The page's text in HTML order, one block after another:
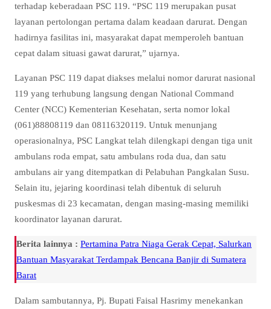
terhadap keberadaan PSC 119. “PSC 119 merupakan pusat
layanan pertolongan pertama dalam keadaan darurat. Dengan
hadirnya fasilitas ini, masyarakat dapat memperoleh bantuan
cepat dalam situasi gawat darurat,” ujarnya.
Layanan PSC 119 dapat diakses melalui nomor darurat nasional
119 yang terhubung langsung dengan National Command
Center (NCC) Kementerian Kesehatan, serta nomor lokal
(061)88808119 dan 08116320119. Untuk menunjang
operasionalnya, PSC Langkat telah dilengkapi dengan tiga unit
ambulans roda empat, satu ambulans roda dua, dan satu
ambulans air yang ditempatkan di Pelabuhan Pangkalan Susu.
Selain itu, jejaring koordinasi telah dibentuk di seluruh
puskesmas di 23 kecamatan, dengan masing-masing memiliki
koordinator layanan darurat.
Berita lainnya : Pertamina Patra Niaga Gerak Cepat, Salurkan
Bantuan Masyarakat Terdampak Bencana Banjir di Sumatera
Barat
Dalam sambutannya, Pj. Bupati Faisal Hasrimy menekankan